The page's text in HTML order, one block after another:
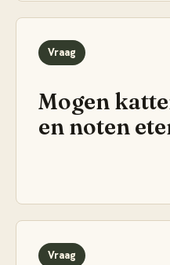
Vraag
Mogen
en noten
Vraag